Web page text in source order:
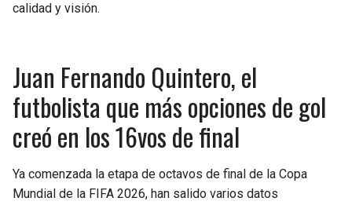
calidad y visión.
Juan Fernando Quintero, el
futbolista que más opciones de gol
creó en los 16vos de final
Ya comenzada la etapa de octavos de final de la Copa
Mundial de la FIFA 2026, han salido varios datos